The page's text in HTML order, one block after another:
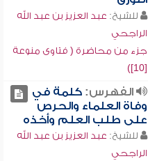
للشيخ: عبد العزيز بن عبد الله
الراجحي
جزء من محاضرة ( فتاوى منوعة
[10])
الفهرس:كلمة في
وفاة العلماء والحرص
على طلب العلم وأخذه
للشيخ: عبد العزيز بن عبد الله
الراجحي